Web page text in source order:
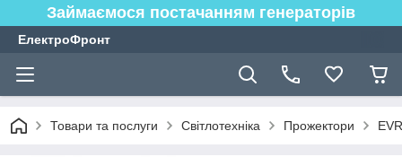
Займаємося постачанням генераторів
ЕлектроФронт
Товари та послуги Світлотехніка Прожектори